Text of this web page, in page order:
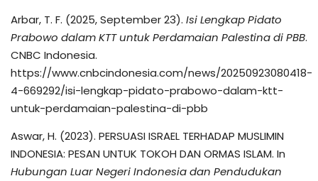
Arbar, T. F. (2025, September 23). Isi Lengkap Pidato
Prabowo dalam KTT untuk Perdamaian Palestina di PBB.
CNBC Indonesia.
https://www.cnbcindonesia.com/news/20250923080418-
4-669292/isi-lengkap-pidato-prabowo-dalam-ktt-
untuk-perdamaian-palestina-di-pbb
Aswar, H. (2023). PERSUASI ISRAEL TERHADAP MUSLIMIN
INDONESIA: PESAN UNTUK TOKOH DAN ORMAS ISLAM. In
Hubungan Luar Negeri Indonesia dan Pendudukan